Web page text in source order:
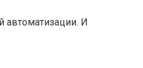
автоматизации. И